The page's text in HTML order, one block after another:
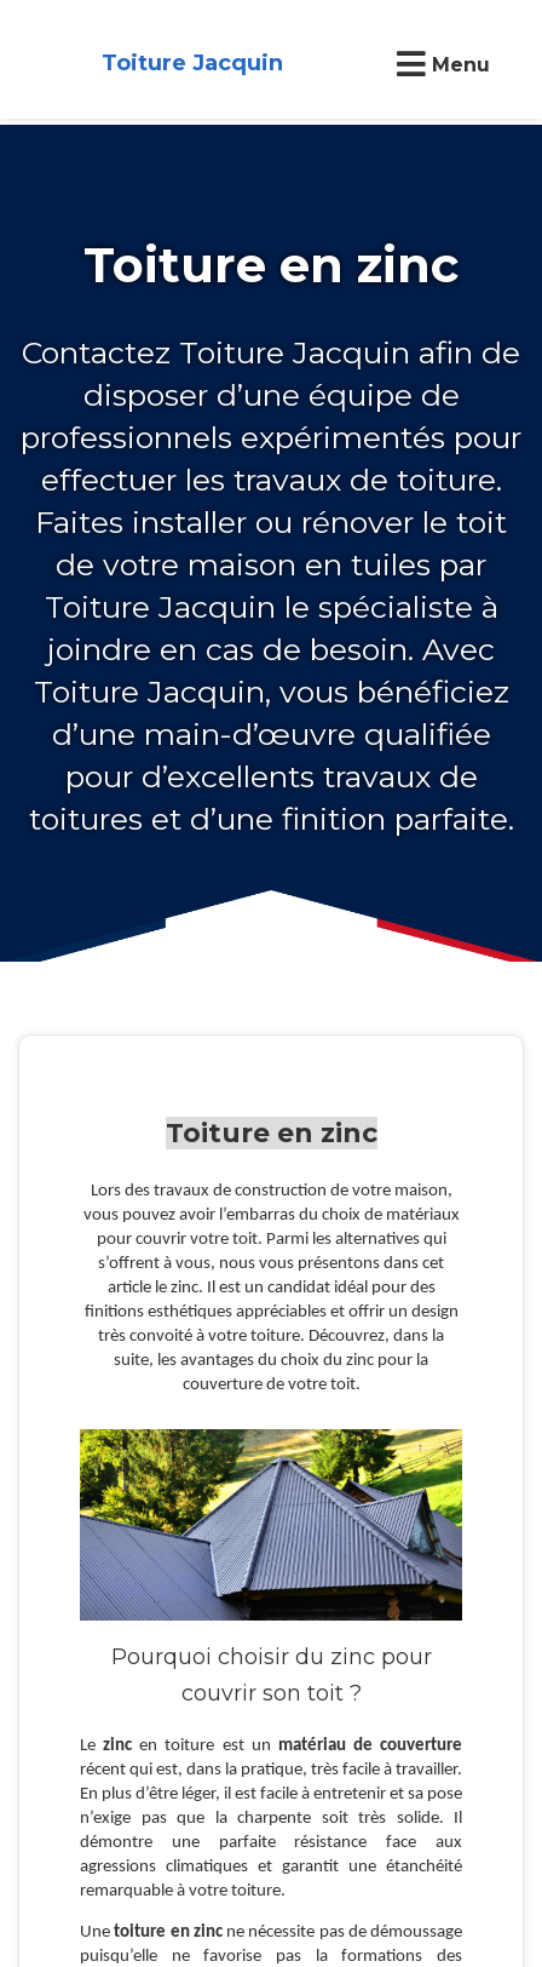
Toiture Jacquin Menu
Toiture en zinc
Contactez Toiture Jacquin afin de
disposer d’une équipe de
professionnels expérimentés pour
effectuer les travaux de toiture.
Faites installer ou rénover le toit
de votre maison en tuiles par
Toiture Jacquin le spécialiste à
joindre en cas de besoin. Avec
Toiture Jacquin, vous bénéficiez
d’une main-d’œuvre qualifiée
pour d’excellents travaux de
toitures et d’une finition parfaite.
Toiture en zinc
Lors des travaux de construction de votre maison,
vous pouvez avoir l’embarras du choix de matériaux
pour couvrir votre toit. Parmi les alternatives qui
s’offrent à vous, nous vous présentons dans cet
article le zinc. Il est un candidat idéal pour des
finitions esthétiques appréciables et offrir un design
très convoité à votre toiture. Découvrez, dans la
suite, les avantages du choix du zinc pour la
couverture de votre toit.
Pourquoi choisir du zinc pour
couvrir son toit ?
Lezinc en toiture est un matériau de couverture
récent qui est, dans la pratique, très facile à travailler.
En plus d’être léger, il est facile à entretenir et sa pose
n’exige pas que la charpente soit très solide. Il
démontre une parfaite résistance face aux
agressions climatiques et garantit une étanchéité
remarquable à votre toiture.
Unetoiture en zincne nécessite pas de démoussage
puisqu’elle ne favorise pas la formations des